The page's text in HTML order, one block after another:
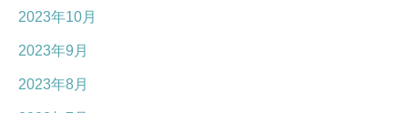
2023年10月
2023年9月
2023年8月